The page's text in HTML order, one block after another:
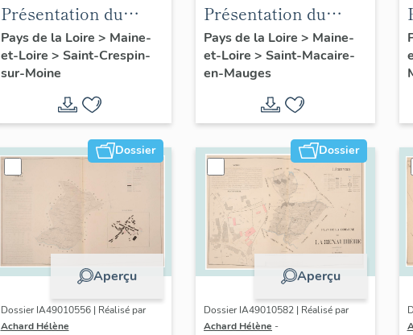
Présentation du
patrimoine
industriel de la
commune de Saint-
Crespin-sur-Moine
Pays de la Loire > Maine-
et-Loire > Saint-Crespin-
sur-Moine
Présentation du
patrimoine
industriel de la
commune de Saint-
Macaire-en-Mauges
Pays de la Loire > Maine-
et-Loire > Saint-Macaire-
en-Mauges
Dossier
Aperçu
Dossier IA49010556 | Réalisé par
Achard Hélène
Dossier
Aperçu
Dossier IA49010582 | Réalisé par
Achard Hélène -